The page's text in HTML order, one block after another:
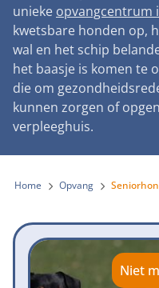
Landelijke
Verantwoord
Landelijk
Verplichte pre-
Gemeentelijk
Bescherming
Lezingen
unieke opvangcentrum
kwetsbare honden op,
wal en het schip
het baasje is komen te
die om
kunnen zorgen of
verpleeghuis.
Home Opvang
Niet